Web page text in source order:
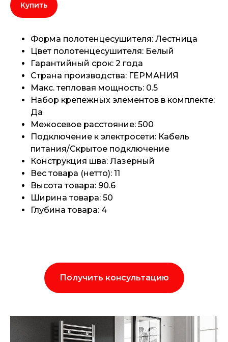
Купить
Форма полотенцесушителя: Лестница
Цвет полотенцесушителя: Белый
Гарантийный срок: 2 года
Страна производства: ГЕРМАНИЯ
Макс. тепловая мощность: 0.5
Набор крепежных элементов в комплекте:
Да
Межосевое расстояние: 500
Подключение к электросети: Кабель
питания/Скрытое подключение
Конструкция шва: Лазерный
Вес товара (нетто): 11
Высота товара: 90.6
Ширина товара: 50
Глубина товара: 4
Получить консультацию